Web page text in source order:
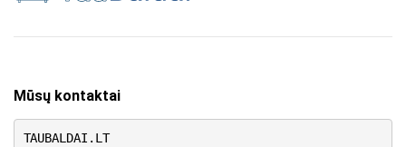
Mūsų kontaktai
TAUBALDAI.LT